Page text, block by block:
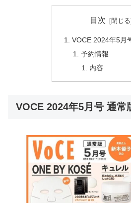
目次
VOCE 2024年5月
予約情報
内容
VOCE 2024年5月号 通常